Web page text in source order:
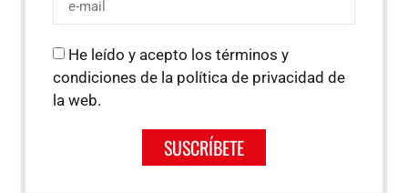
He leído y acepto los términos y
condiciones de la política de privacidad de
la web.
SUSCRÍBETE